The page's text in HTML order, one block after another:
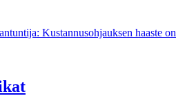
Kustannusohjauksen haaste on